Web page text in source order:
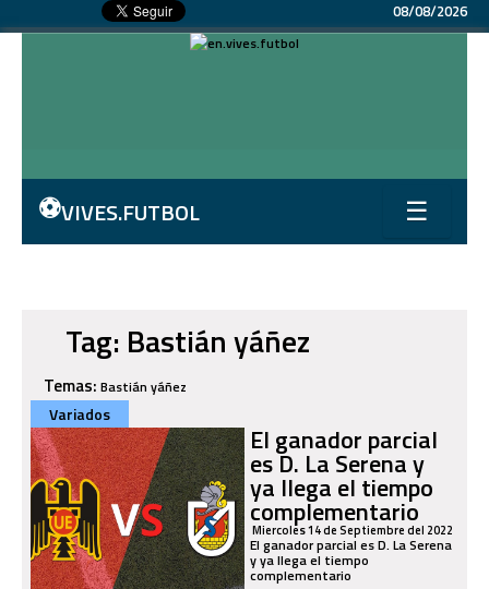
08/08/2026
⚽VIVES.FUTBOL ☰
Tag: Bastián yáñez
Temas: Bastián yáñez
Variados
El ganador parcial
es D. La Serena y
ya llega el tiempo
complementario
Miercoles 14 de Septiembre del 2022
El ganador parcial es D. La Serena
y ya llega el tiempo
complementario